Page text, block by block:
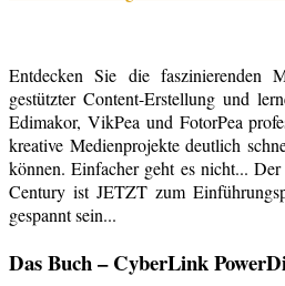
Entdecken Sie die faszinierenden
gestützter Content-Erstellung und
Edimakor, VikPea und FotorPea
kreative Medienprojekte deutlich
können. Einfacher geht es nicht...
Century ist JETZT zum
gespannt sein...
Das Buch – CyberLink